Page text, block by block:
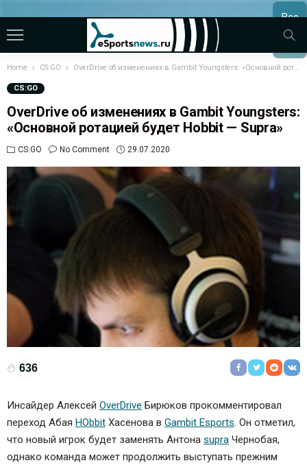
Все
МАТЧИ
Home CS:GO OverDrive об изменениях в Gambit Youngsters: «Основной ротацией будет Hobbit — Supra»
CS:GO
OverDrive об изменениях в Gambit Youngsters:
«Основной ротацией будет Hobbit — Supra»
CS:GO No Comment 29.07.2020
636
Инсайдер Алексей OverDrive Бирюков прокомментировал
переход Абая HObbit Хасенова в Gambit Esports. Он отметил,
что новый игрок будет заменять Антона supra Чернобая,
однако команда может продолжить выступать прежним